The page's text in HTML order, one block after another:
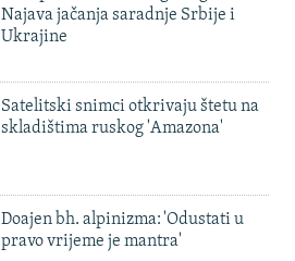
Najava jačanja saradnje Srbije i
Ukrajine
Satelitski snimci otkrivaju štetu na
skladištima ruskog 'Amazona'
Doajen bh. alpinizma: 'Odustati u
pravo vrijeme je mantra'